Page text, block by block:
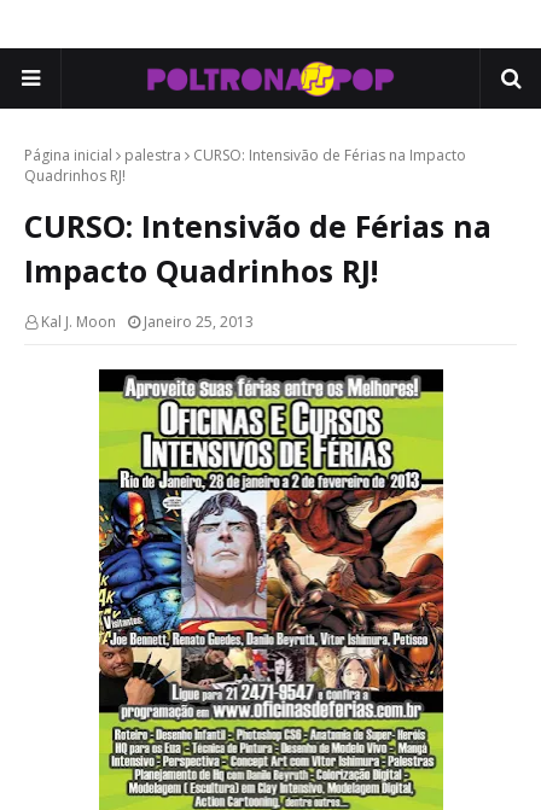
Página inicial palestra
CURSO: Intensivão de Férias na Impacto
Quadrinhos RJ!
CURSO: Intensivão de Férias na
Impacto Quadrinhos RJ!
Kal J. Moon Janeiro 25, 2013